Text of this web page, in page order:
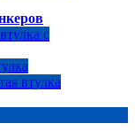
с
втулка